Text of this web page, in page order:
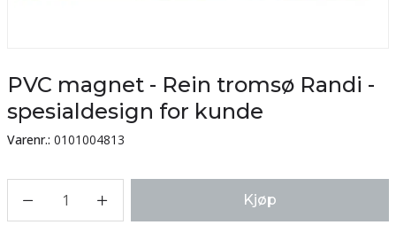
PVC magnet - Rein tromsø Randi -
spesialdesign for kunde
Varenr.: 0101004813
1 Kjøp